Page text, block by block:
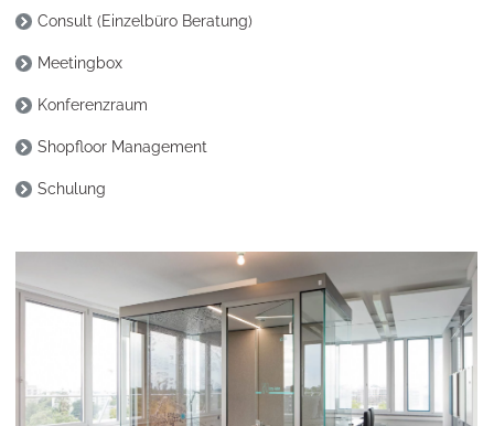
Consult (Einzelbüro Beratung)
Meetingbox
Konferenzraum
Shopfloor Management
Schulung